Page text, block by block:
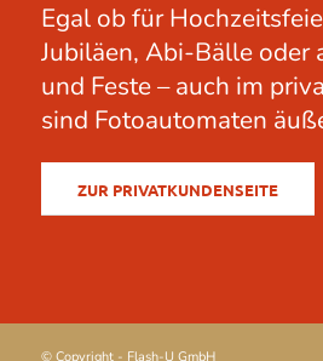
Egal ob für
Jubiläen, Abi-Bälle oder
und Feste – auch im
sind Fotoautomaten
ZUR PRIVATKUNDENSEITE
© Copyright - Flash-U GmbH